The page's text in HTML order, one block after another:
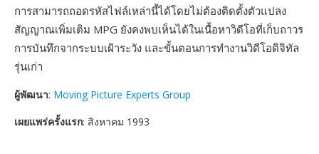
การสามารถถอดรหัสไฟล์เหล่านี้ได้โดยไม่ต้องติดตั้งตัวแปลง
สัญญาณเพิ่มเติม MPG ยังคงพบเห็นได้ในเนื้อหาวิดีโอที่เก็บถาวร
การบันทึกจากระบบเฝ้าระวัง และขั้นตอนการทำงานวิดีโอดิจิทัล
รุ่นเก่า
ผู้พัฒนา: Moving Picture Experts Group
เผยแพร่ครั้งแรก: สิงหาคม 1993